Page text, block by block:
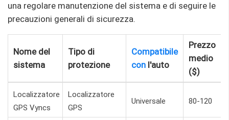
una regolare manutenzione del sistema e di seguire le
precauzioni generali di sicurezza.
Nome del
sistema
Tipo di
protezione
Compatibile
con l'auto
Prezzo
medio
($)
Localizzatore
GPS Vyncs
Localizzatore
GPS
Universale 80-120